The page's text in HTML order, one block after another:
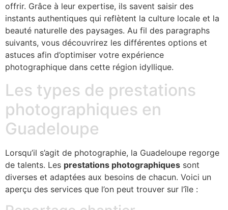
offrir. Grâce à leur expertise, ils savent saisir des
instants authentiques qui reflètent la culture locale et la
beauté naturelle des paysages. Au fil des paragraphs
suivants, vous découvrirez les différentes options et
astuces afin d’optimiser votre expérience
photographique dans cette région idyllique.
Les types de prestations
photographiques en
Guadeloupe
Lorsqu’il s’agit de photographie, la Guadeloupe regorge
de talents. Les prestations photographiques sont
diverses et adaptées aux besoins de chacun. Voici un
aperçu des services que l’on peut trouver sur l’île :